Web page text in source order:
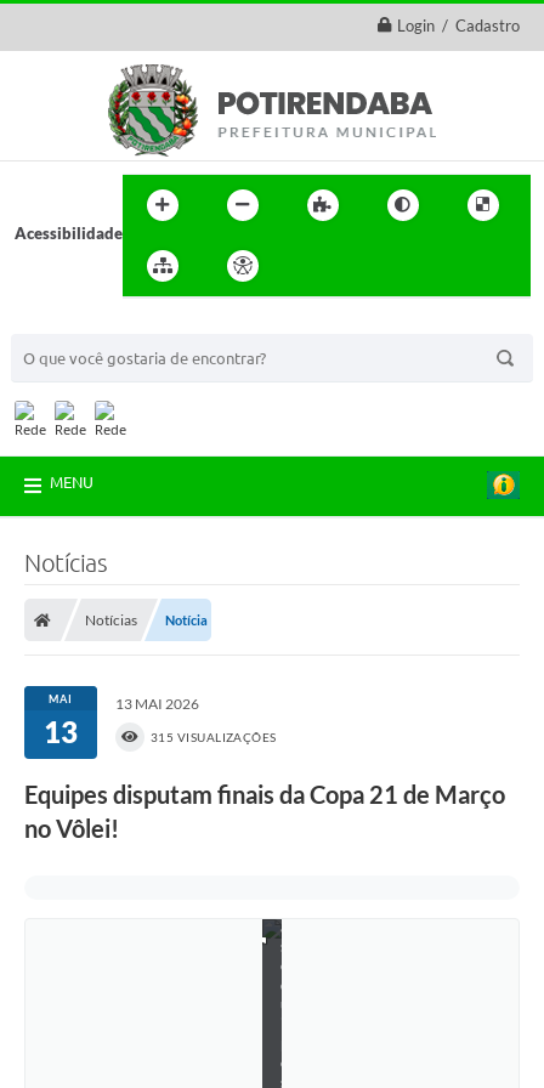
Login / Cadastro
Acessibilidade
MENU
Notícias
Notícias Notícia
MAI
13
13 MAI 2026
315 VISUALIZAÇÕES
Equipes disputam finais da Copa 21 de Março
no Vôlei!
F
a
s
e
q
u
e
s